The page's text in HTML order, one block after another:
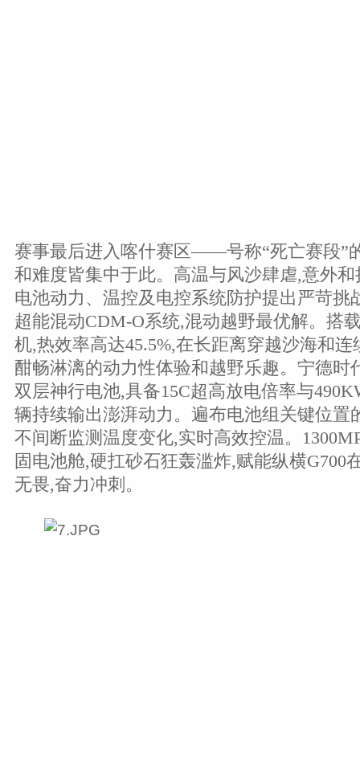
赛事最后进入喀什赛区——号称“死亡赛段”
和难度皆集中于此。高温与风沙肆虐,意外
电池动力、温控及电控系统防护提出严苛挑
超能混动CDM-O系统,混动越野最优解。搭
机,热效率高达45.5%,在长距离穿越沙海和
酣畅淋漓的动力性体验和越野乐趣。宁德时
双层神行电池,具备15C超高放电倍率与
辆持续输出澎湃动力。遍布电池组关键位置
不间断监测温度变化,实时高效控温。
固电池舱,硬扛砂石狂轰滥炸,赋能纵横G700
无畏,奋力冲刺。